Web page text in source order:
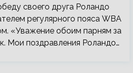
своего друга Роландо
регулярного пояса WBA
«Уважение обоим парням за
Мои поздравления Роландо…